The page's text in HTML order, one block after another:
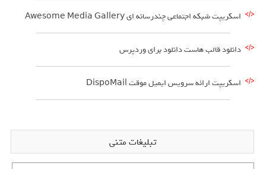
اسکریپت شبکه اجتماعی چندرسانه ای Awesome Media Gallery
دانلود قالب هاست دانلود برای وردپرس
اسکریپت ارائه سرویس ایمیل موقت DispoMail
تبلیغات متنی